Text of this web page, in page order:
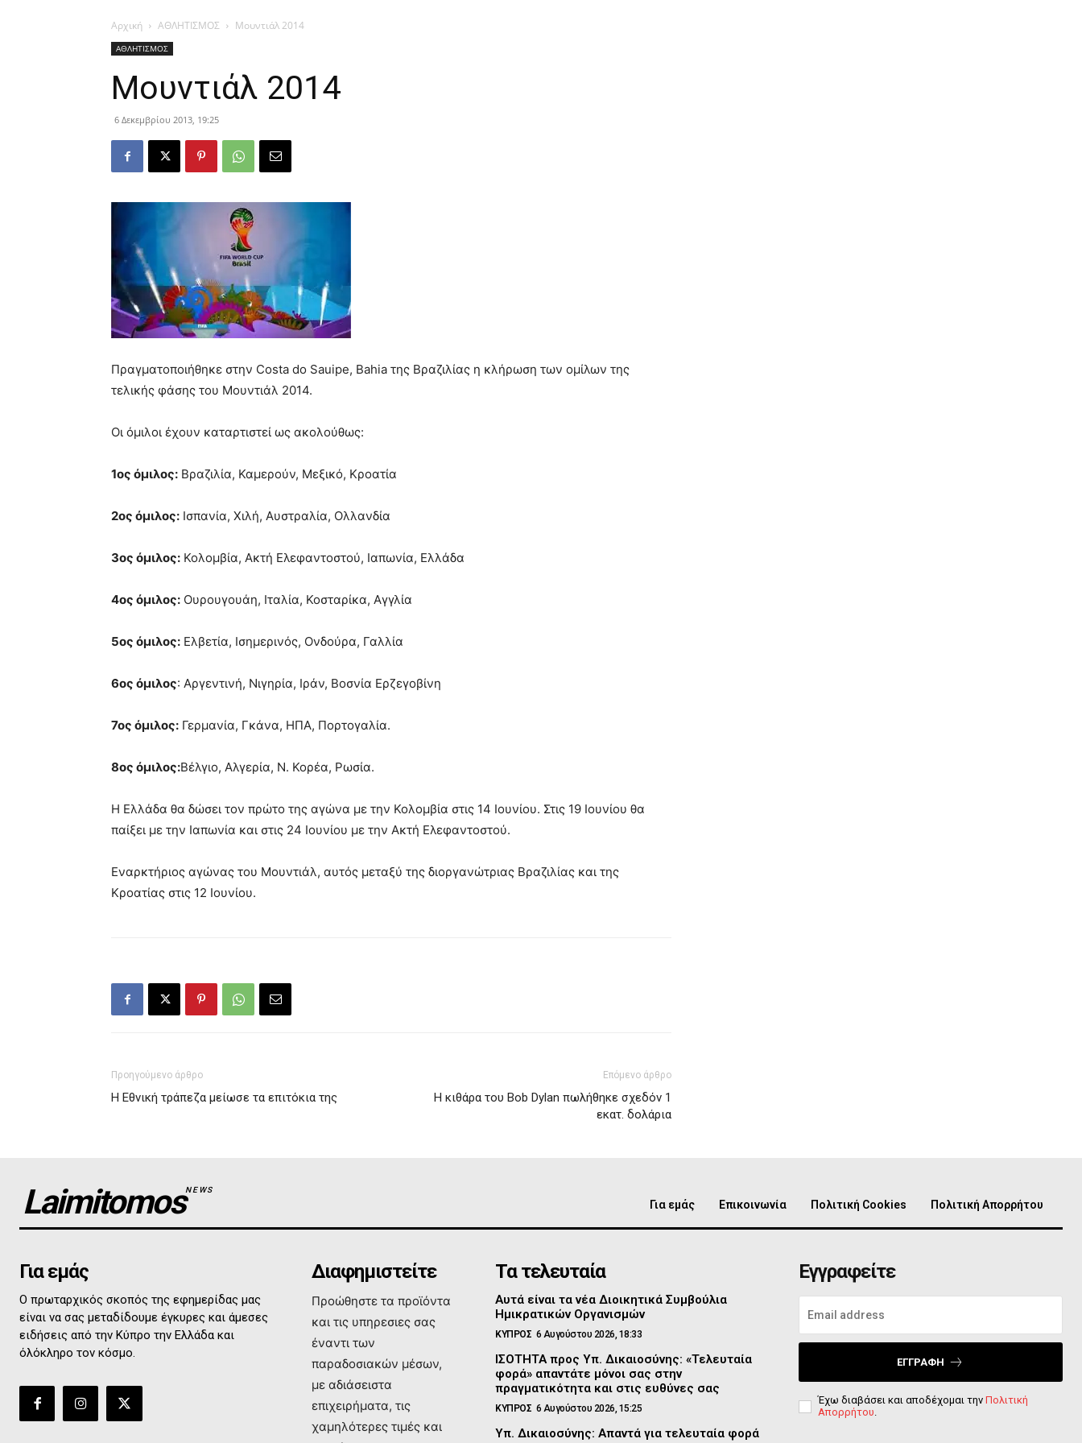
Αρχική ΑΘΛΗΤΙΣΜΟΣ Μουντιάλ 2014
ΑΘΛΗΤΙΣΜΟΣ
Μουντιάλ 2014
6 Δεκεμβρίου 2013, 19:25
Πραγματοποιήθηκε στην Costa do Sauipe, Bahia της Βραζιλίας η κλήρωση των ομίλων της
τελικής φάσης του Μουντιάλ 2014.
Οι όμιλοι έχουν καταρτιστεί ως ακολούθως:
1ος όμιλος: Βραζιλία, Καμερούν, Μεξικό, Κροατία
2ος όμιλος: Ισπανία, Χιλή, Αυστραλία, Ολλανδία
3ος όμιλος: Κολομβία, Ακτή Ελεφαντοστού, Ιαπωνία, Ελλάδα
4ος όμιλος: Ουρουγουάη, Ιταλία, Κοσταρίκα, Αγγλία
5ος όμιλος: Ελβετία, Ισημερινός, Ονδούρα, Γαλλία
6ος όμιλος: Αργεντινή, Νιγηρία, Ιράν, Βοσνία Ερζεγοβίνη
7ος όμιλος: Γερμανία, Γκάνα, ΗΠΑ, Πορτογαλία.
8ος όμιλος:Βέλγιο, Αλγερία, Ν. Κορέα, Ρωσία.
Η Ελλάδα θα δώσει τον πρώτο της αγώνα με την Κολομβία στις 14 Ιουνίου. Στις 19 Ιουνίου θα
παίξει με την Ιαπωνία και στις 24 Ιουνίου με την Ακτή Ελεφαντοστού.
Εναρκτήριος αγώνας του Μουντιάλ, αυτός μεταξύ της διοργανώτριας Βραζιλίας και της
Κροατίας στις 12 Ιουνίου.
Προηγούμενο άρθρο
Η Εθνική τράπεζα μείωσε τα επιτόκια της
Επόμενο άρθρο
Η κιθάρα του Bob Dylan πωλήθηκε σχεδόν 1
εκατ. δολάρια
LaimitomosNEWS
Για εμάς Επικοινωνία Πολιτική Cookies Πολιτική Απορρήτου
Για εμάς
Ο πρωταρχικός σκοπός της εφημερίδας μας
είναι να σας μεταδίδουμε έγκυρες και άμεσες
ειδήσεις από την Κύπρο την Ελλάδα και
όλόκληρο τον κόσμο.
Διαφημιστείτε
Προώθηστε τα προϊόντα
και τις υπηρεσιες σας
έναντι των
παραδοσιακών μέσων,
με αδιάσειστα
επιχειρήματα, τις
χαμηλότερες τιμές και
Τα τελευταία
Αυτά είναι τα νέα Διοικητικά Συμβούλια
Ημικρατικών Οργανισμών
ΚΥΠΡΟΣ 6 Αυγούστου 2026, 18:33
ΙΣΟΤΗΤΑ προς Υπ. Δικαιοσύνης: «Τελευταία
φορά» απαντάτε μόνοι σας στην
πραγματικότητα και στις ευθύνες σας
ΚΥΠΡΟΣ 6 Αυγούστου 2026, 15:25
Υπ. Δικαιοσύνης: Απαντά για τελευταία φορά
Εγγραφείτε
ΕΓΓΡΑΦΉ
Έχω διαβάσει και αποδέχομαι την Πολιτική
Απορρήτου.